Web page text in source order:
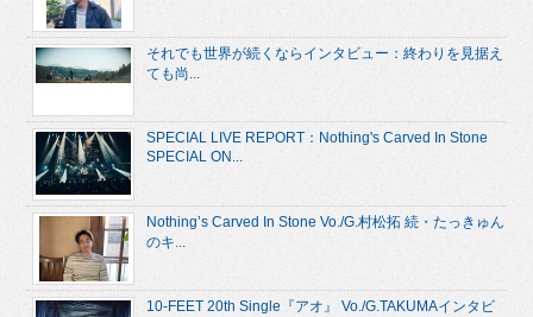
それでも世界が続くならインタビュー：終わりを見据え
ても尚...
SPECIAL LIVE REPORT：Nothing's Carved In Stone
SPECIAL ON...
Nothing’s Carved In Stone Vo./G.村松拓 続・たっきゅん
のキ...
10-FEET 20th Single『アオ』 Vo./G.TAKUMAインタビ